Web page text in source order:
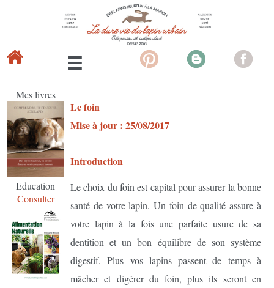
Mes livres
Education
Consulter
Le foin
Mise à jour : 25/08/2017
Introduction
Le choix du foin est capital pour assurer la bonne
santé de votre lapin. Un foin de qualité assure à
votre lapin à la fois une parfaite usure de sa
dentition et un bon équilibre de son système
digestif. Plus vos lapins passent de temps à
mâcher et digérer du foin, plus ils seront en